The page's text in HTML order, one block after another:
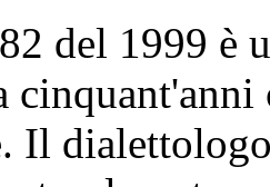
del 1999 è
Il